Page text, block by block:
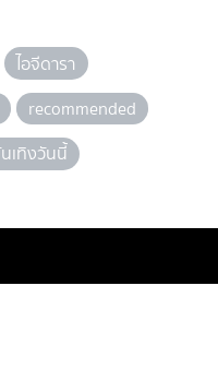
ไอจีดารา
recommended
เทิงวันนี้